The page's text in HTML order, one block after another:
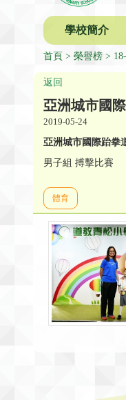
學校簡介
首頁 榮譽榜
返回
亞洲城市國
2019-05-24
亞洲城市國 際跆拳
男子組 搏擊比賽
體育